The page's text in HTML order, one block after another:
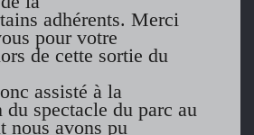
adhérents. Merci
pour votre
de cette sortie du
assisté à la
du spectacle du parc au
nous avons pu